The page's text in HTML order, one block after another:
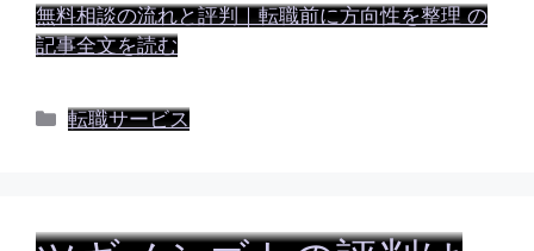
無料相談の流れと評判｜転職前に方向性を整理 の
記事全文を読む
カ
ー
転職サービス